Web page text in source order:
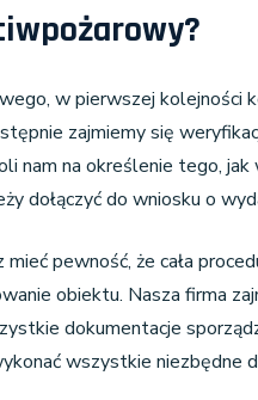
w pierwszej kolejności
zajmiemy się
nam na określenie tego,
dołączyć do wniosku o
pewność, że cała
obiektu. Nasza firma
dokumentacje
wszystkie niezbędne